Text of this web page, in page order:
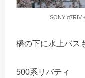
SONY α7RIV
橋の下に水上バス
500系リバティ